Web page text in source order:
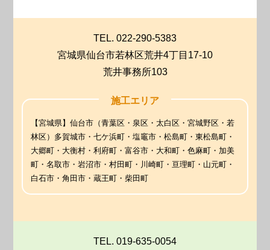
TEL. 022-290-5383
宮城県仙台市若林区荒井4丁目17-10
荒井事務所103
施工エリア
【宮城県】仙台市（青葉区・泉区・太白区・宮城野区・若
林区）多賀城市・七ケ浜町・塩竈市・松島町・東松島町・
大郷町・大衡村・利府町・富谷市・大和町・色麻町・加美
町・名取市・岩沼市・村田町・川崎町・亘理町・山元町・
白石市・角田市・蔵王町・柴田町
TEL. 019-635-0054